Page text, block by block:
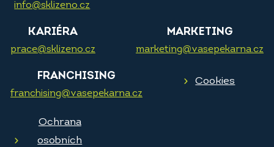
info@sklizeno.cz
KARIÉRA
prace@sklizeno.cz
MARKETING
marketing@vasepekarna.cz
FRANCHISING
franchising@vasepekarna.cz
Cookies
Ochrana
osobních